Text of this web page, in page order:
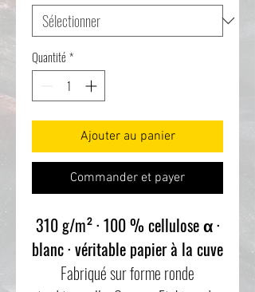
Quantité *
Ajouter au panier
Commander et payer
310 g/m² · 100 % cellulose α ·
blanc · véritable papier à la cuve
Fabriqué sur forme ronde